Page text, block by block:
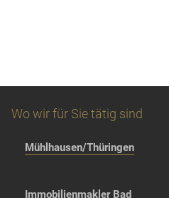
Wo wir für Sie tätig sind
Mühlhausen/Thüringen
Immobilienmakler Bad